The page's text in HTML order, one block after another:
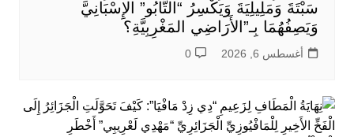
سَبْتَةَ وَمَلِيلِيَةَ وَيَكْسِرُ “التَّابُو” الإِسْبَانِيَّ
وَيَصِفُهُمَا بِـ”الأَرَاضِي المَغْرِبِيَّةِ؟
أغسطس 6, 2026 0